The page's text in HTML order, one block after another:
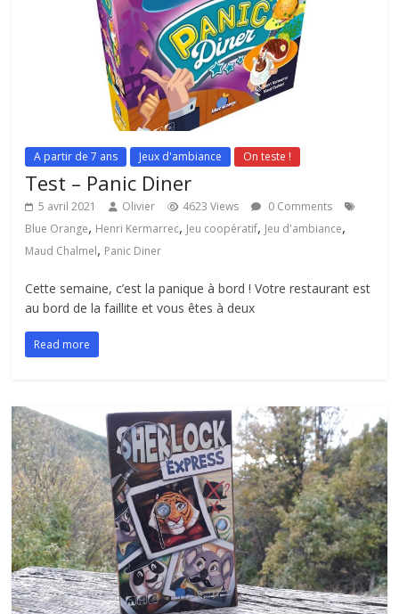
A partir de 7 ans Jeux d'ambiance On teste !
Test – Panic Diner
5 avril 2021 Olivier 4623 Views
0 Comments
Blue Orange, Henri Kermarrec, Jeu coopératif, Jeu d'ambiance,
Maud Chalmel, Panic Diner
Cette semaine, c’est la panique à bord ! Votre restaurant est
au bord de la faillite et vous êtes à deux
Read more